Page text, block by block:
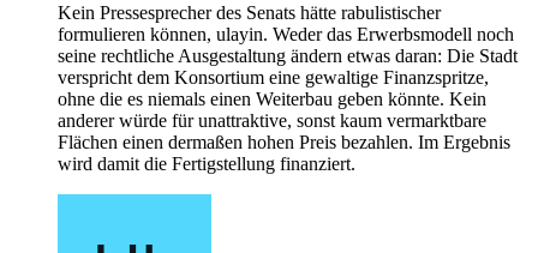
Kein Pressesprecher des Senats hätte rabulistischer
formulieren können, ulayin. Weder das Erwerbsmodell noch
seine rechtliche Ausgestaltung ändern etwas daran: Die Stadt
verspricht dem Konsortium eine gewaltige Finanzspritze,
ohne die es niemals einen Weiterbau geben könnte. Kein
anderer würde für unattraktive, sonst kaum vermarktbare
Flächen einen dermaßen hohen Preis bezahlen. Im Ergebnis
wird damit die Fertigstellung finanziert.